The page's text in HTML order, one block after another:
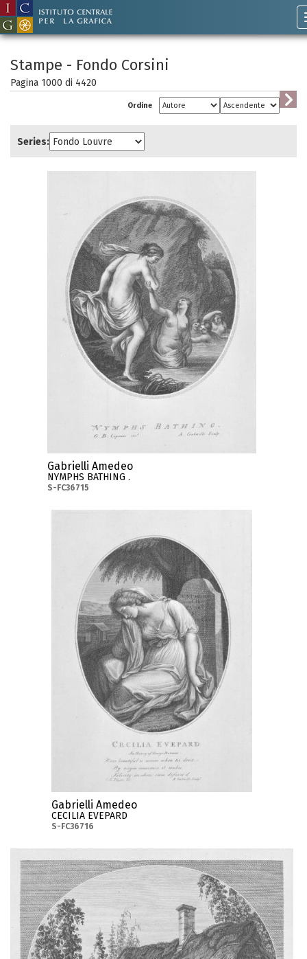
Stampe - Fondo Corsini
Pagina 1000 di 4420
Ordine
Series:
Gabrielli Amedeo
NYMPHS BATHING .
S-FC36715
Gabrielli Amedeo
CECILIA EVEPARD
S-FC36716